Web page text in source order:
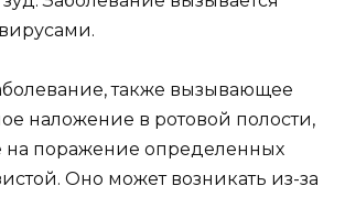
также вызывающее
наложение в ротовой полости,
на поражение определенных
Оно может возникать из-за